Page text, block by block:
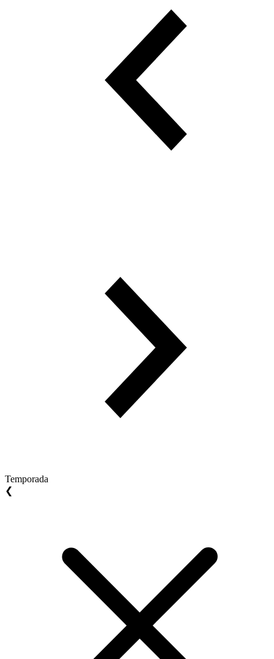
Temporada
❮